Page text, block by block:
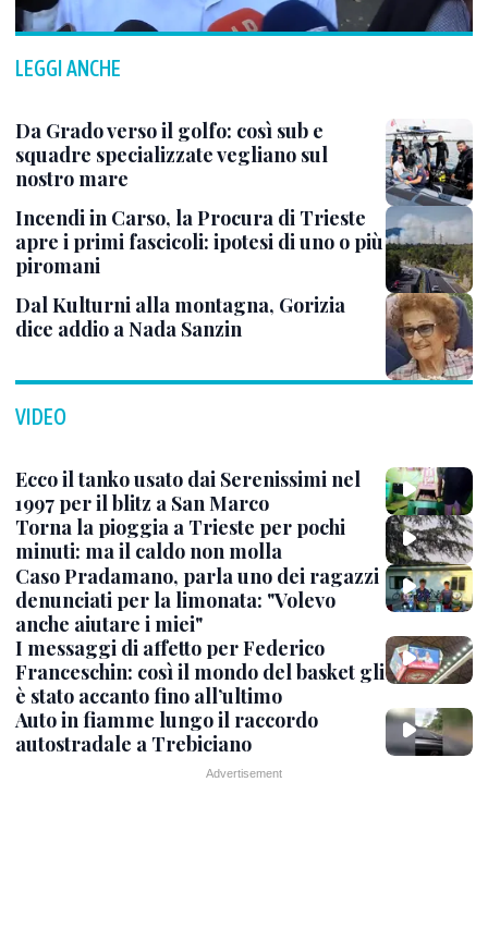
LEGGI ANCHE
Da Grado verso il golfo: così sub e
squadre specializzate vegliano sul
nostro mare
Incendi in Carso, la Procura di Trieste
apre i primi fascicoli: ipotesi di uno o più
piromani
Dal Kulturni alla montagna, Gorizia
dice addio a Nada Sanzin
VIDEO
Ecco il tanko usato dai Serenissimi nel
1997 per il blitz a San Marco
Torna la pioggia a Trieste per pochi
minuti: ma il caldo non molla
Caso Pradamano, parla uno dei ragazzi
denunciati per la limonata: "Volevo
anche aiutare i miei"
I messaggi di affetto per Federico
Franceschin: così il mondo del basket gli
è stato accanto fino all’ultimo
Auto in fiamme lungo il raccordo
autostradale a Trebiciano